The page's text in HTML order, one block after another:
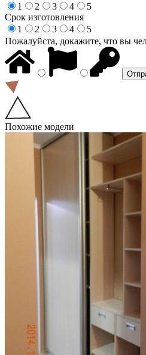
1
2 3 4
5
Срок изготовления
1
2 3 4
5
Пожалуйста, докажите, что вы
Похожие модели